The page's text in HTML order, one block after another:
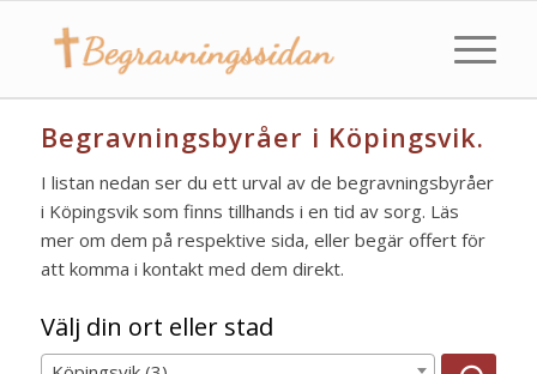
Begravningsbyråer i Köpingsvik.
I listan nedan ser du ett urval av de begravningsbyråer
i Köpingsvik som finns tillhands i en tid av sorg. Läs
mer om dem på respektive sida, eller begär offert för
att komma i kontakt med dem direkt.
Välj din ort eller stad